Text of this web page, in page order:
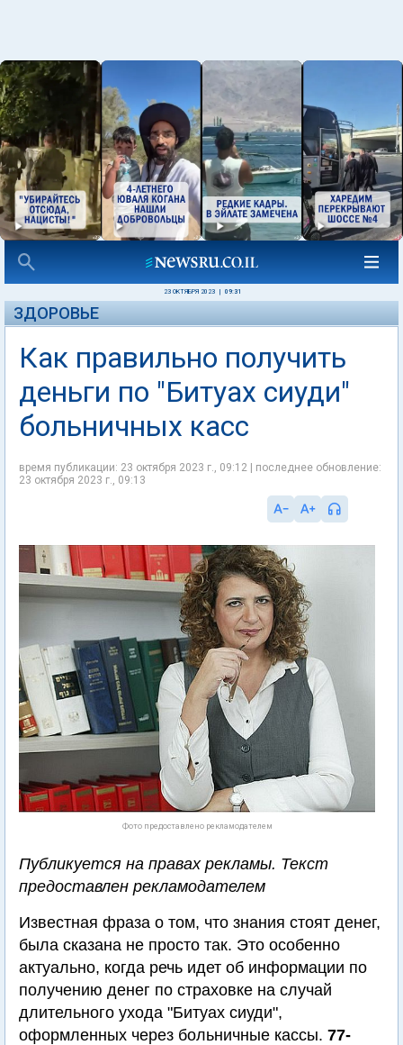
23 ОКТЯБРЯ 2023 09:31
ЗДОРОВЬЕ
Как правильно получить
деньги по "Битуах сиуди"
больничных касс
время публикации: 23 октября 2023 г., 09:12 | последнее обновление:
23 октября 2023 г., 09:13
Фото предоставлено рекламодателем
Публикуется на правах рекламы. Текст
предоставлен рекламодателем
Известная фраза о том, что знания стоят денег,
была сказана не просто так. Это особенно
актуально, когда речь идет об информации по
получению денег по страховке на случай
длительного ухода "Битуах сиуди",
оформленных через больничные кассы. 77-